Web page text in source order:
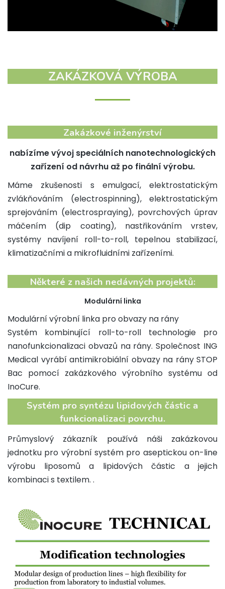
ZAKÁZKOVÁ VÝROBA
Zakázkové inženýrství
nabízíme vývoj speciálních nanotechnologických
zařízení od návrhu až po finální výrobu.
Máme zkušenosti s emulgací, elektrostatickým
zvlákňováním (electrospinning), elektrostatickým
sprejováním (electrospraying), povrchových úprav
máčením (dip coating), nastřikováním vrstev,
systémy navíjení roll-to-roll, tepelnou stabilizací,
klimatizačními a mikrofluidními zařízeními.
Některé z našich nedávných projektů:
Modulární linka
Modulární výrobní linka pro obvazy na rány
Systém kombinující roll-to-roll technologie pro
nanofunkcionalizaci obvazů na rány. Společnost ING
Medical vyrábí antimikrobiální obvazy na rány STOP
Bac pomocí zakázkového výrobního systému od
InoCure.
Systém pro syntézu lipidových částic a
funkcionalizaci povrchu.
Průmyslový zákazník používá náši zakázkovou
jednotku pro výrobní systém pro aseptickou on-line
výrobu liposomů a lipidových částic a jejich
kombinaci s textilem. .